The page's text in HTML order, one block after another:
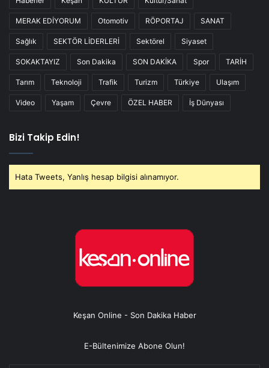
MERAK EDİYORUM Otomotiv RÖPORTAJ SANAT
Sağlık SEKTÖR LİDERLERİ Sektörel Siyaset
SOKAKTAYIZ Son Dakika SON DAKİKA Spor TARİH
Tarım Teknoloji Trafik Turizm Türkiye Ulaşım
Video Yaşam Çevre ÖZEL HABER İş Dünyası
Bizi Takip Edin!
Hata Tweets, Yanlış hesap bilgisi alınamıyor.
Keşan Online - Son Dakika Haber
E-Bültenimize Abone Olun!